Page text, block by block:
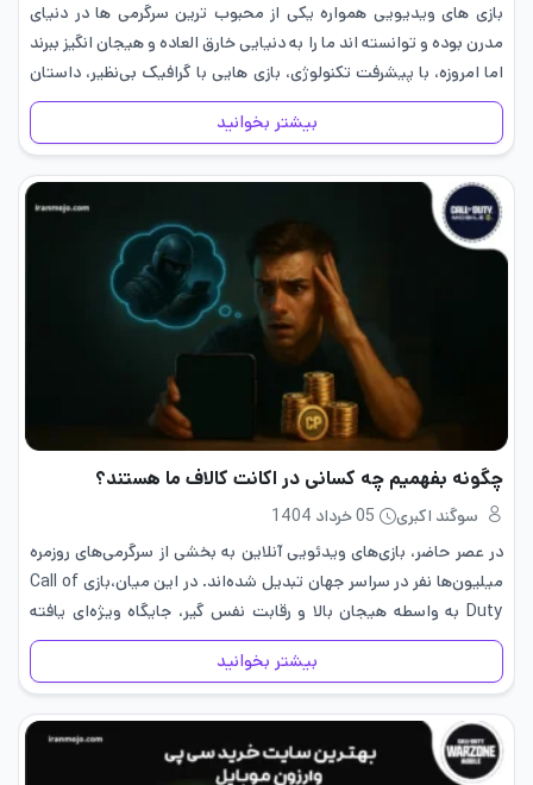
بازی ‌های ویدیویی همواره یکی از محبوب ‌ترین سرگرمی‌ ها در دنیای
مدرن بوده و توانسته ‌اند ما را به دنیایی خارق‌ العاده و هیجان‌ انگیز ببرند
اما امروزه، با پیشرفت تکنولوژی، بازی ‌هایی با گرافیک بی‌نظیر، داستان
‌های جذاب…
بیشتر بخوانید
چگونه بفهمیم چه کسانی در اکانت کالاف ما هستند؟
سوگند اکبری
05 خرداد 1404
در عصر حاضر، بازی‌های ویدئویی آنلاین به بخشی از سرگرمی‌های روزمره
میلیون‌ها نفر در سراسر جهان تبدیل شده‌اند. در این میان،بازی Call of
Duty به واسطه هیجان بالا و رقابت‌ نفس‌ گیر، جایگاه ویژه‌ای یافته
است. با افزایش محبوبیت این…
بیشتر بخوانید